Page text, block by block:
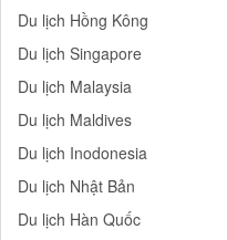
Du lịch Hồng Kông
Du lịch Singapore
Du lịch Malaysia
Du lịch Maldives
Du lịch Inodonesia
Du lịch Nhật Bản
Du lịch Hàn Quốc